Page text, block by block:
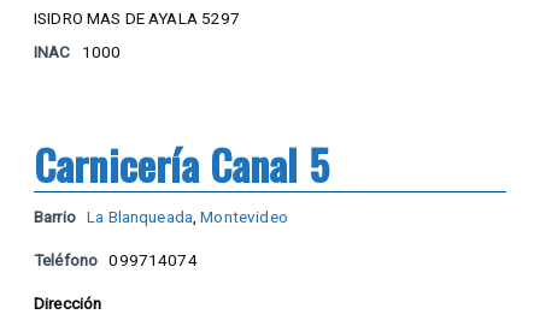
ISIDRO MAS DE AYALA 5297
INAC
1000
Carnicería Canal 5
Barrio La Blanqueada ,Montevideo
Teléfono 099714074
Dirección